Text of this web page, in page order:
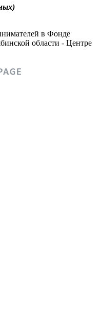
в Фонде
области - Центре